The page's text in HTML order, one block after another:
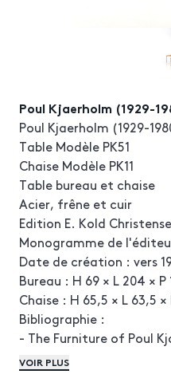
Poul Kjaerholm (1929-
Poul Kjaerholm (1929-
Table Modèle PK51
Chaise Modèle PK11
Table bureau et chaise
Acier, frêne et cuir
Edition E. Kold
Monogramme de
Date de création : vers
Bureau : H 69 × L 204 × P
Chaise : H 65,5 × L 63,5
Bibliographie :
- The Furniture of Poul
Raisonne, Sheridan, pp.
- Poul Kjaerholm,
VOIR PLUS